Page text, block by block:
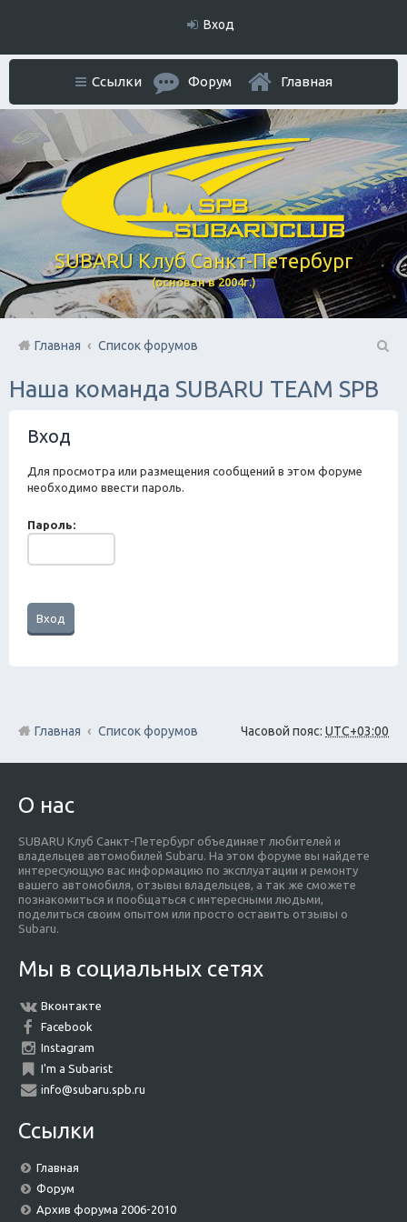
Вход
SUBARU Клуб Санкт-Петербург
(основан в 2004г.)
Ссылки Форум Главная
Главная
Список форумов
ои
Наша команда SUBARU TEAM SPB
Вход
Для просмотра или размещения сообщений в этом форуме
необходимо ввести пароль.
Пароль:
Часовой пояс: UTC+03:00
Главная Список форумов
О нас
SUBARU Клуб Санкт-Петербург объединяет любителей и
владельцев автомобилей Subaru. На этом форуме вы найдете
интересующую вас информацию по эксплуатации и ремонту
вашего автомобиля, отзывы владельцев, а так же сможете
познакомиться и пообщаться с интересными людьми,
поделиться своим опытом или просто оставить отзывы о
Subaru.
Мы в социальных сетях
Вконтакте
Facebook
Instagram
I'm a Subarist
info@subaru.spb.ru
Ссылки
Главная
Форум
Архив форума 2006-2010